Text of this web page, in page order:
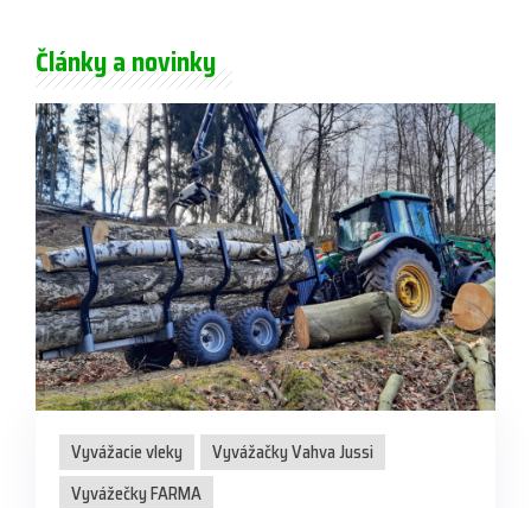
Články a novinky
Vyvážacie vleky
Vyvážačky Vahva Jussi
Vyvážečky FARMA